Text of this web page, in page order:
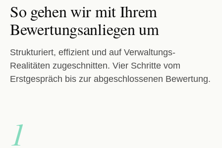
So gehen wir mit Ihrem
Bewertungsanliegen um
Strukturiert, effizient und auf Verwaltungs-
Realitäten zugeschnitten. Vier Schritte vom
Erstgespräch bis zur abgeschlossenen Bewertung.
1